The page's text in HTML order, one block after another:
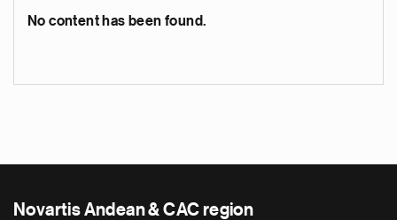
No content has been found.
Novartis Andean & CAC region